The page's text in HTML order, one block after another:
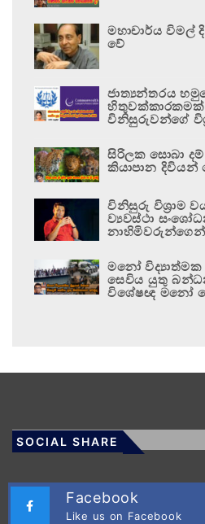
මහාචාර්ය විමල්
වේ
ජාත්‍යන්තරය
විනිසුරුවන්ගේ
සිරිලක සොබා
කියාපාන දිවියන්
විනිසුරු විශ්‍රාම
ව්‍යවස්ථා
මනෝ
සෙවිය යුතු
විශේෂඥ මනෝ
SOCIAL SHARE
Facebook
Like us on Facebook